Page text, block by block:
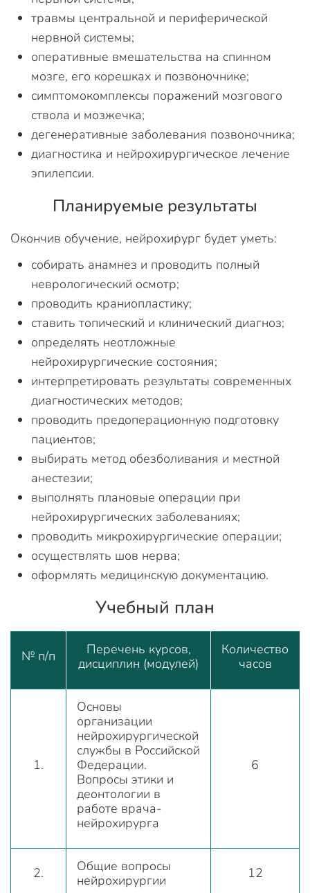
травмы центральной и периферической
нервной системы;
оперативные вмешательства на спинном
мозге, его корешках и позвоночнике;
симптомокомплексы поражений мозгового
ствола и мозжечка;
дегенеративные заболевания позвоночника;
диагностика и нейрохирургическое лечение
эпилепсии.
Планируемые результаты
Окончив обучение, нейрохирург будет уметь:
собирать анамнез и проводить полный
неврологический осмотр;
проводить краниопластику;
ставить топический и клинический диагноз;
определять неотложные
нейрохирургические состояния;
интерпретировать результаты современных
диагностических методов;
проводить предоперационную подготовку
пациентов;
выбирать метод обезболивания и местной
анестезии;
выполнять плановые операции при
нейрохирургических заболеваниях;
проводить микрохирургические операции;
осуществлять шов нерва;
оформлять медицинскую документацию.
Учебный план
№ п/п
Перечень курсов,
дисциплин (модулей)
Количество
часов
1.
Основы
организации
нейрохирургической
службы в Российской
Федерации.
Вопросы этики и
деонтологии в
работе врача-
нейрохирурга
6
2.
Общие вопросы
нейрохирургии
12